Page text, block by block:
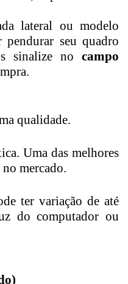
lateral ou modelo
seu quadro
sinalize no campo
qualidade.
Uma das melhores
mercado.
ter variação de até
do computador ou